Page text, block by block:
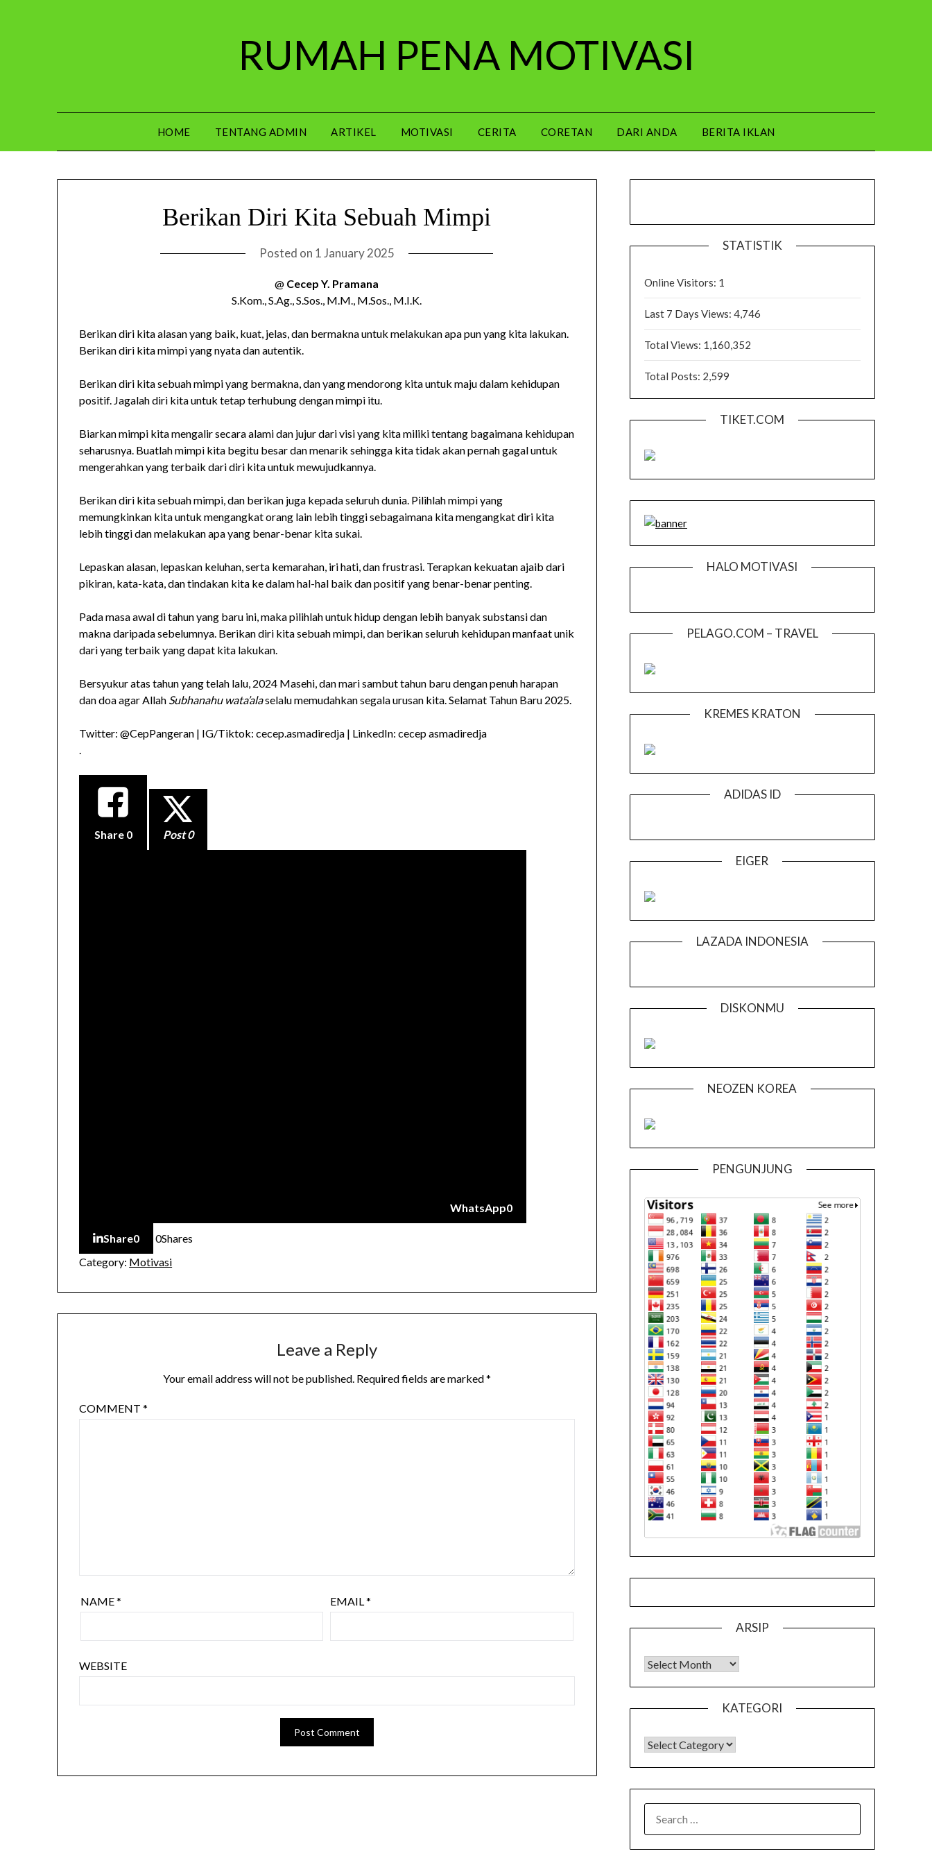
RUMAH PENA MOTIVASI
HOME TENTANG ADMIN ARTIKEL MOTIVASI CERITA CORETAN DARI ANDA BERITA IKLAN
Berikan Diri Kita Sebuah Mimpi
Posted on 1 January 2025
@ Cecep Y. Pramana
S.Kom., S.Ag., S.Sos., M.M., M.Sos., M.I.K.
Berikan diri kita alasan yang baik, kuat, jelas, dan bermakna untuk melakukan apa pun yang kita lakukan.
Berikan diri kita mimpi yang nyata dan autentik.
Berikan diri kita sebuah mimpi yang bermakna, dan yang mendorong kita untuk maju dalam kehidupan
positif. Jagalah diri kita untuk tetap terhubung dengan mimpi itu.
Biarkan mimpi kita mengalir secara alami dan jujur ​​dari visi yang kita miliki tentang bagaimana kehidupan
seharusnya. Buatlah mimpi kita begitu besar dan menarik sehingga kita tidak akan pernah gagal untuk
mengerahkan yang terbaik dari diri kita untuk mewujudkannya.
Berikan diri kita sebuah mimpi, dan berikan juga kepada seluruh dunia. Pilihlah mimpi yang
memungkinkan kita untuk mengangkat orang lain lebih tinggi sebagaimana kita mengangkat diri kita
lebih tinggi dan melakukan apa yang benar-benar kita sukai.
Lepaskan alasan, lepaskan keluhan, serta kemarahan, iri hati, dan frustrasi. Terapkan kekuatan ajaib dari
pikiran, kata-kata, dan tindakan kita ke dalam hal-hal baik dan positif yang benar-benar penting.
Pada masa awal di tahun yang baru ini, maka pilihlah untuk hidup dengan lebih banyak substansi dan
makna daripada sebelumnya. Berikan diri kita sebuah mimpi, dan berikan seluruh kehidupan manfaat unik
dari yang terbaik yang dapat kita lakukan.
Bersyukur atas tahun yang telah lalu, 2024 Masehi, dan mari sambut tahun baru dengan penuh harapan
dan doa agar Allah Subhanahu wata’alaselalu memudahkan segala urusan kita. Selamat Tahun Baru 2025.
Twitter: @CepPangeran | IG/Tiktok: cecep.asmadiredja | LinkedIn: cecep asmadiredja
.
Share 0 Post 0
WhatsApp0
Share0 0Shares
Category: Motivasi
Leave a Reply
Your email address will not be published. Required fields are marked*
COMMENT*
NAME* EMAIL*
WEBSITE
STATISTIK
Online Visitors: 1
Last 7 Days Views: 4,746
Total Views: 1,160,352
Total Posts: 2,599
TIKET.COM
HALO MOTIVASI
PELAGO.COM – TRAVEL
KREMES KRATON
ADIDAS ID
EIGER
LAZADA INDONESIA
DISKONMU
NEOZEN KOREA
PENGUNJUNG
ARSIP
Arsip
KATEGORI
KATEGORI
FOR: